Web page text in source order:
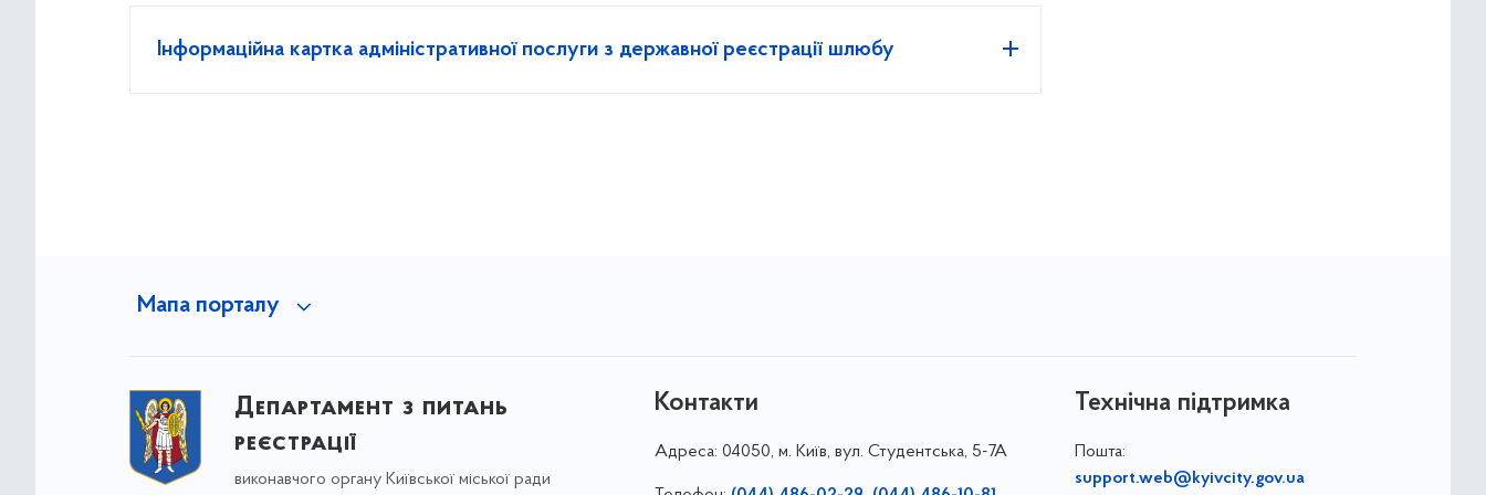
Інформаційна картка адміністративної послуги з державної реєстрації шлюбу
Мапа порталу
Департамент з питань
реєстрації
виконавчого органу Київської міської ради
Контакти
Адреса: 04050, м. Київ, вул. Студентська, 5-7А
Технічна підтримка
Пошта:
support.web@kyivcity.gov.ua